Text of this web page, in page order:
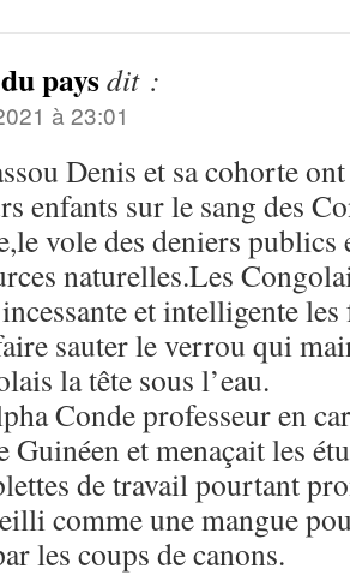
paysdit :
à 23:01
Denis et sa cohorte
enfants sur le sang des
vole des deniers publics
naturelles.Les
et intelligente
sauter le verrou qui
la tête sous l’eau.
Conde professeur en
Guinéen et menaçait les
de travail pourtant
comme une mangue
les coups de canons.